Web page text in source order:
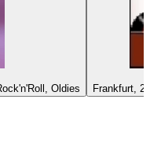
Oldies
Frankfurt,